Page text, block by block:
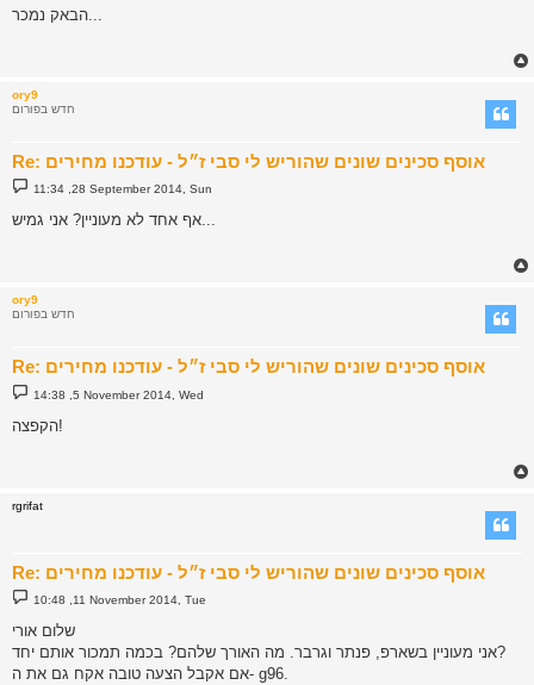
t
ory9
חדש בפורום
Re: אוסף סכינים שונים שהוריש לי סבי ז״ל - עודכנו מחירים
P
o
t
11:34 ,28 September 2014, Sun
אף אחד לא מעוניין? אני גמיש...
ory9
חדש בפורום
Re: אוסף סכינים שונים שהוריש לי סבי ז״ל - עודכנו מחירים
P
o
t
14:38 ,5 November 2014, Wed
הקפצה!
rgrifat
Re: אוסף סכינים שונים שהוריש לי סבי ז״ל - עודכנו מחירים
P
o
t
10:48 ,11 November 2014, Tue
שלום אורי
אני מעוניין בשארפ, פנתר וגרבר. מה האורך שלהם? בכמה תמכור אותם יחד?
אם אקבל הצעה טובה אקח גם את ה- g96.